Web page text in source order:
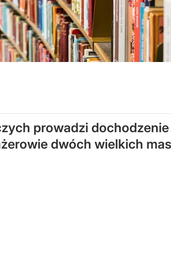
prowadzi
dwóch wielkich